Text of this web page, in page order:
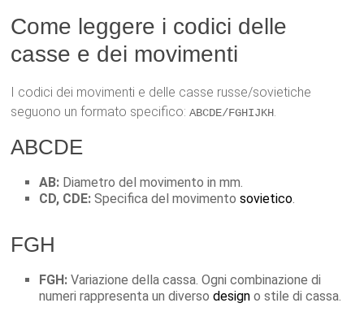
Come leggere i codici delle
casse e dei movimenti
I codici dei movimenti e delle casse russe/sovietiche
seguono un formato specifico:ABCDE/FGHIJKH.
ABCDE
AB: Diametro del movimento in mm.
CD, CDE: Specifica del movimentosovietico.
FGH
FGH: Variazione della cassa. Ogni combinazione di
numeri rappresenta un diversodesign o stile di cassa.